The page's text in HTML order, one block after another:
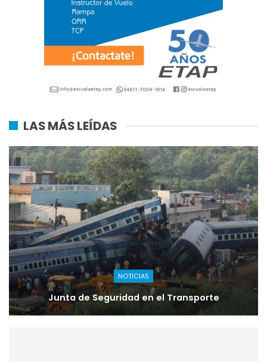
LAS MÁS LEÍDAS
NOTICIAS
Junta de Seguridad en el Transporte